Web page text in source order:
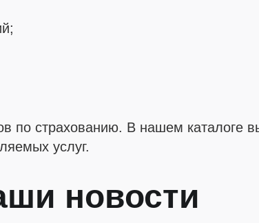
по страхованию. В нашем каталоге
услуг.
новости